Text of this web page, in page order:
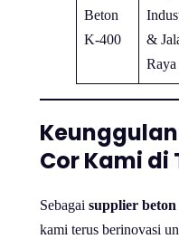
Beton
K-400
&
Raya
Cor Kami
Sebagai supplier
kami terus berinovasi